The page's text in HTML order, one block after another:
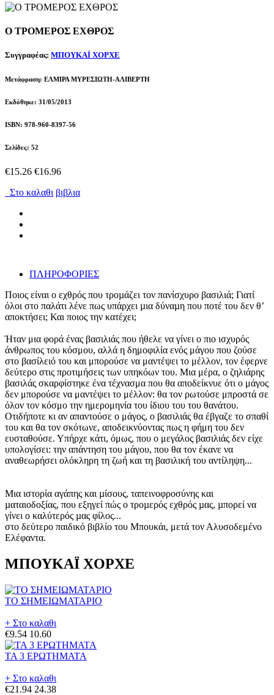
Ο ΤΡΟΜΕΡΟΣ ΕΧΘΡΟΣ
Συγγραφέας: ΜΠΟΥΚΑΪ ΧΟΡΧΕ
Μετάφραση: ΕΛΜΙΡΑ ΜΥΡΕΣΙΩΤΗ-ΑΛΙΒΕΡΤΗ
Εκδόθηκε: 31/05/2013
ISBN: 978-960-8397-56
Σελίδες: 52
€15.26 €16.96
Στο καλαθι βιβλια
ΠΛΗΡΟΦΟΡΙΕΣ
Ποιος είναι ο εχθρός που τροµάζει τον πανίσχυρο βασιλιά; Γιατί
όλοι στο παλάτι λένε πως υπάρχει µια δύναµη που ποτέ του δεν θʼ
αποκτήσει; Και ποιος την κατέχει;
Ήταν μια φορά ένας βασιλιάς που ήθελε να γίνει ο πιο ισχυρός
άνθρωπος του κόσμου, αλλά η δημοφιλία ενός μάγου που ζούσε
στο βασίλειό του και μπορούσε να μαντέψει το μέλλον, τον έφερνε
δεύτερο στις προτιμήσεις των υπηκόων του. Μια μέρα, ο ζηλιάρης
βασιλάς σκαρφίστηκε ένα τέχνασμα που θα αποδείκνυε ότι ο μάγος
δεν μπορούσε να μαντέψει το μέλλον: θα τον ρωτούσε μπροστά σε
όλον τον κόσμο την ημερομηνία του ίδιου του του θανάτου.
Οτιδήποτε κι αν απαντούσε ο μάγος, ο βασιλιάς θα έβγαζε το σπαθί
του και θα τον σκότωνε, αποδεικνύοντας πως η φήμη του δεν
ευσταθούσε. Υπήρχε κάτι, όμως, που ο μεγάλος βασιλιάς δεν είχε
υπολογίσει: την απάντηση του μάγου, που θα τον έκανε να
αναθεωρήσει ολόκληρη τη ζωή και τη βασιλική του αντίληψη...
Μια ιστορία αγάπης και µίσους, ταπεινοφροσύνης και
µαταιοδοξίας, που εξηγεί πώς ο τροµερός εχθρός µας, µπορεί να
γίνει ο καλύτερός µας φίλος...
στο δεύτερο παιδικό βιβλίο του Μπουκάι, μετά τον Αλυσοδεμένο
Ελέφαντα.
ΜΠΟΥΚΑΪ ΧΟΡΧΕ
ΤΟ ΣΗΜΕΙΩΜΑΤΑΡΙΟ
+ Στο καλαθι
€9.54 10.60
ΤΑ 3 ΕΡΩΤΗΜΑΤΑ
+ Στο καλαθι
€21.94 24.38